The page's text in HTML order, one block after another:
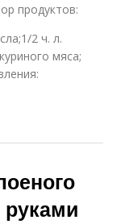
продуктов:
2 ч. л.
мяса;